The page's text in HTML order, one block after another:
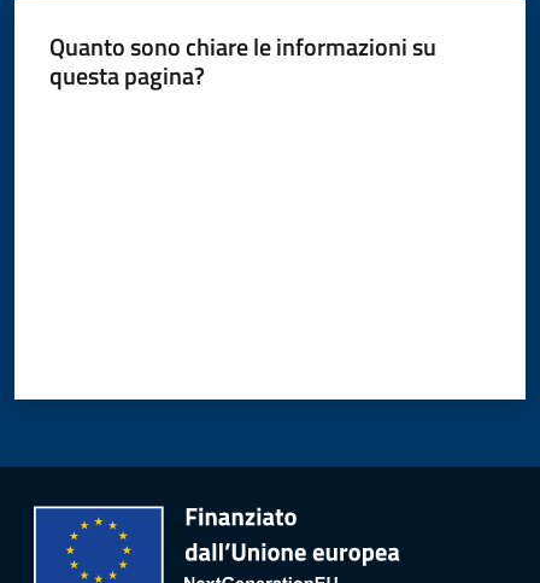
Quanto sono chiare le informazioni su
questa pagina?